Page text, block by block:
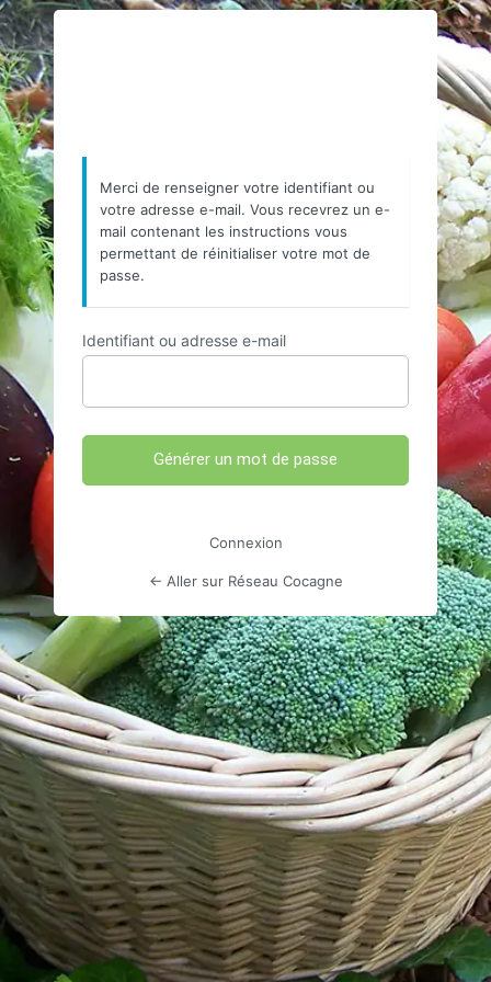
Mot
de
passe
oublié
https://
Merci de renseigner votre identifiant ou
votre adresse e-mail. Vous recevrez un e-
mail contenant les instructions vous
permettant de réinitialiser votre mot de
passe.
Identifiant ou adresse e-mail
Connexion
← Aller sur Réseau Cocagne